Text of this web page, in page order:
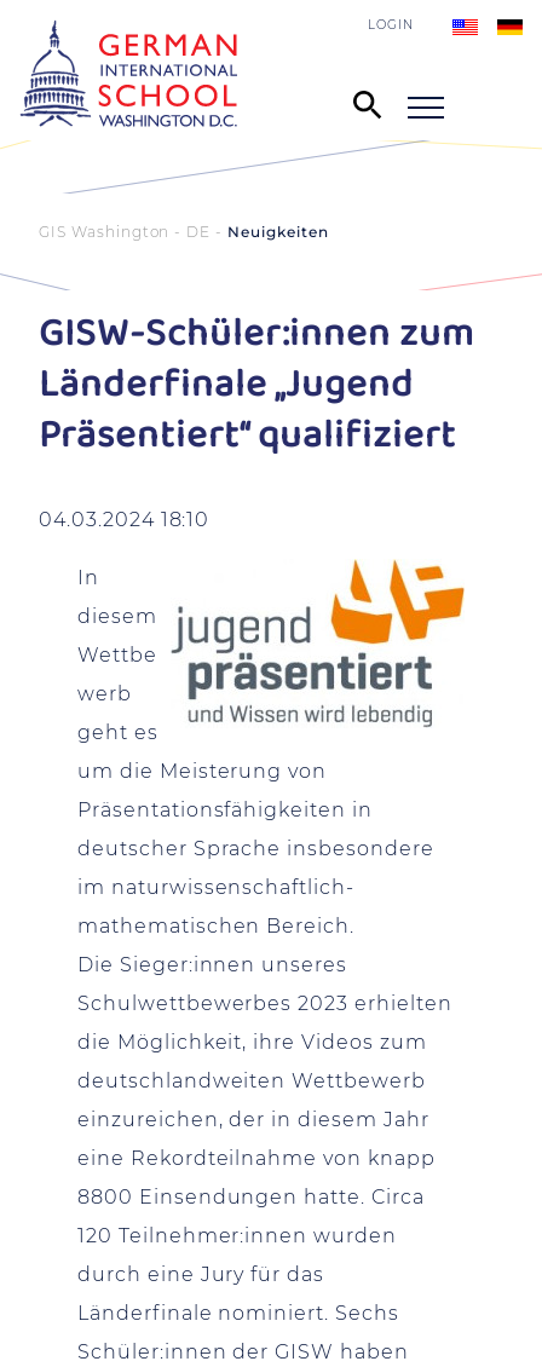
LOGIN
GIS Washington - DE Neuigkeiten
GISW-Schüler:innen zum
Länderfinale „Jugend
Präsentiert“ qualifiziert
04.03.2024 18:10
In
diesem
Wettbe
werb
geht es
um die Meisterung von
Präsentationsfähigkeiten in
deutscher Sprache insbesondere
im naturwissenschaftlich-
mathematischen Bereich.
Die Sieger:innen unseres
Schulwettbewerbes 2023 erhielten
die Möglichkeit, ihre Videos zum
deutschlandweiten Wettbewerb
einzureichen, der in diesem Jahr
eine Rekordteilnahme von knapp
8800 Einsendungen hatte. Circa
120 Teilnehmer:innen wurden
durch eine Jury für das
Länderfinale nominiert. Sechs
Schüler:innen der GISW haben